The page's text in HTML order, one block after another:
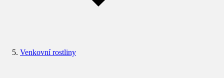
Venkovní rostliny